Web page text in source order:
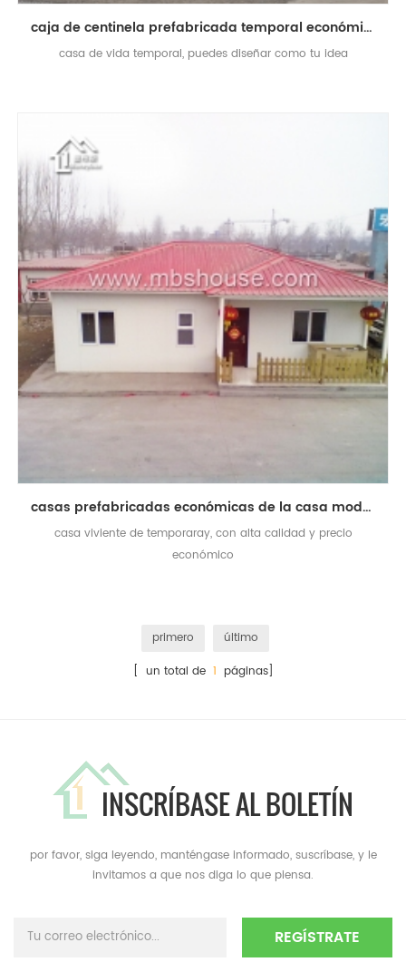
caja de centinela prefabricada temporal económica moderna personalizada
casa de vida temporal, puedes diseñar como tu idea
casas prefabricadas económicas de la casa modular prefabricada de alta calidad para la vida temporal
casa viviente de temporaray, con alta calidad y precio
económico
primero
último
[ un total de 1 páginas]
INSCRÍBASE AL BOLETÍN
por favor, siga leyendo, manténgase informado, suscríbase, y le
invitamos a que nos diga lo que piensa.